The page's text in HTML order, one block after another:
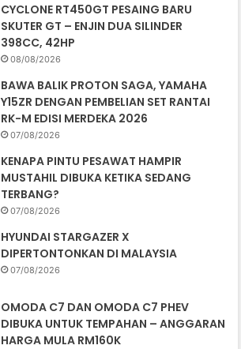
CYCLONE RT450GT PESAING BARU
SKUTER GT – ENJIN DUA SILINDER
398CC, 42HP
08/08/2026
BAWA BALIK PROTON SAGA, YAMAHA
Y15ZR DENGAN PEMBELIAN SET RANTAI
RK-M EDISI MERDEKA 2026
07/08/2026
KENAPA PINTU PESAWAT HAMPIR
MUSTAHIL DIBUKA KETIKA SEDANG
TERBANG?
07/08/2026
HYUNDAI STARGAZER X
DIPERTONTONKAN DI MALAYSIA
07/08/2026
OMODA C7 DAN OMODA C7 PHEV
DIBUKA UNTUK TEMPAHAN – ANGGARAN
HARGA MULA RM160K